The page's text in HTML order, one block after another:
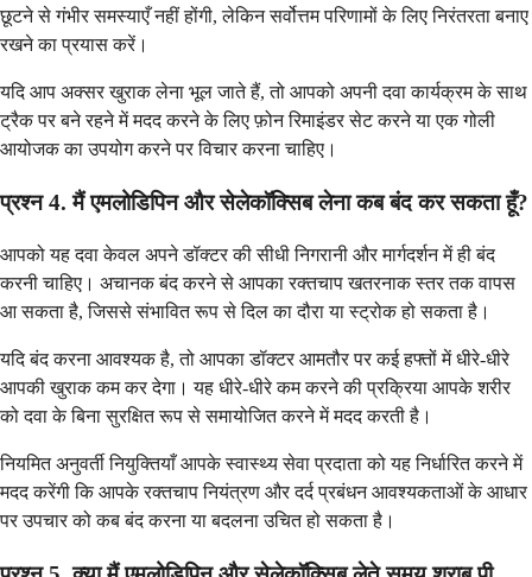
छूटने से गंभीर समस्याएँ नहीं होंगी, लेकिन सर्वोत्तम परिणामों के लिए निरंतरता बनाए
रखने का प्रयास करें।
यदि आप अक्सर खुराक लेना भूल जाते हैं, तो आपको अपनी दवा कार्यक्रम के साथ
ट्रैक पर बने रहने में मदद करने के लिए फ़ोन रिमाइंडर सेट करने या एक गोली
आयोजक का उपयोग करने पर विचार करना चाहिए।
प्रश्न 4. मैं एमलोडिपिन और सेलेकॉक्सिब लेना कब बंद कर सकता हूँ?
आपको यह दवा केवल अपने डॉक्टर की सीधी निगरानी और मार्गदर्शन में ही बंद
करनी चाहिए। अचानक बंद करने से आपका रक्तचाप खतरनाक स्तर तक वापस
आ सकता है, जिससे संभावित रूप से दिल का दौरा या स्ट्रोक हो सकता है।
यदि बंद करना आवश्यक है, तो आपका डॉक्टर आमतौर पर कई हफ्तों में धीरे-धीरे
आपकी खुराक कम कर देगा। यह धीरे-धीरे कम करने की प्रक्रिया आपके शरीर
को दवा के बिना सुरक्षित रूप से समायोजित करने में मदद करती है।
नियमित अनुवर्ती नियुक्तियाँ आपके स्वास्थ्य सेवा प्रदाता को यह निर्धारित करने में
मदद करेंगी कि आपके रक्तचाप नियंत्रण और दर्द प्रबंधन आवश्यकताओं के आधार
पर उपचार को कब बंद करना या बदलना उचित हो सकता है।